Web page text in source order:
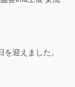
迎えました。